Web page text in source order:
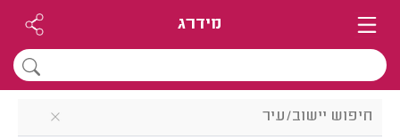
מידרג